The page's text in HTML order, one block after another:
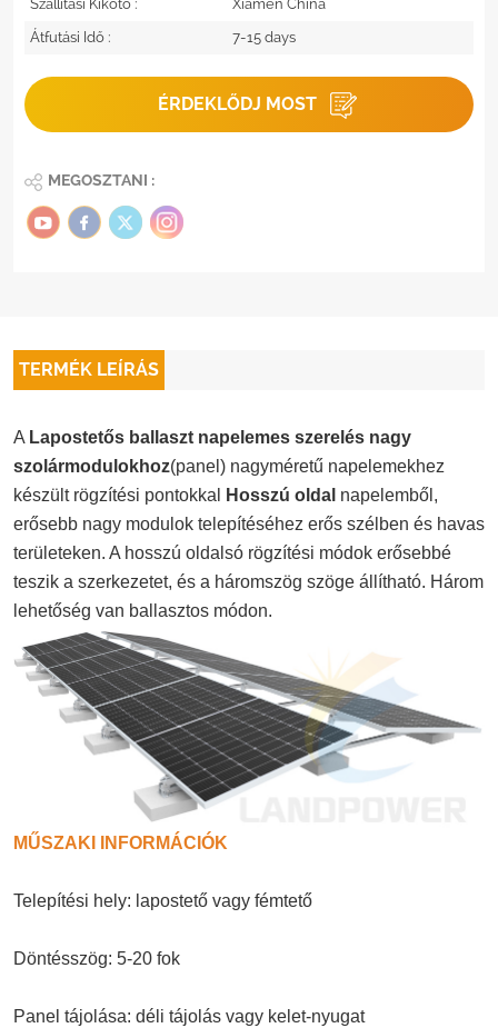
Szállítási Kikötő :
Xiamen China
Átfutási Idő :
7-15 days
ÉRDEKLŐDJ MOST
MEGOSZTANI :
TERMÉK LEÍRÁS
A Lapostetős ballaszt napelemes szerelés nagy
szolármodulokhoz(panel) nagyméretű napelemekhez
készült rögzítési pontokkal
Hosszú oldal napelemből,
erősebb nagy modulok telepítéséhez erős szélben és havas
területeken. A hosszú oldalsó rögzítési módok erősebbé
teszik a szerkezetet, és a háromszög szöge állítható. Három
lehetőség van ballasztos módon.
MŰSZAKI INFORMÁCIÓK
Telepítési hely: lapostető vagy fémtető
Döntésszög: 5-20 fok
Panel tájolása: déli tájolás vagy kelet-nyugat